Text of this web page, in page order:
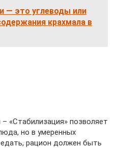
— это углеводы или
крахмала в
«Стабилизация» позволяет
но в умеренных
рацион должен быть